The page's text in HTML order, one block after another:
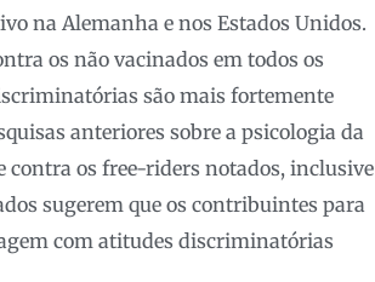
na Alemanha e nos Estados Unidos.
os não vacinados em todos os
são mais fortemente
anteriores sobre a psicologia da
contra os free-riders notados, inclusive
sugerem que os contribuintes para
com atitudes discriminatórias